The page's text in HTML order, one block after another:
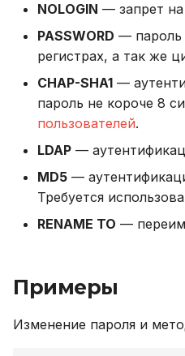
NOLOGIN — запрет
PASSWORD — пароль
регистрах, а так же
CHAP-SHA1 —
пароль не короче 8
пользователей.
LDAP —
MD5 —
Требуется
RENAME TO —
Примеры
Изменение пароля и